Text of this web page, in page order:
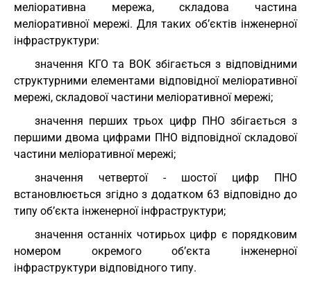
меліоративна мережа, складова частина
меліоративної мережі. Для таких об’єктів інженерної
інфраструктури:
значення КГО та ВОК збігається з відповідними
структурними елементами відповідної меліоративної
мережі, складової частини меліоративної мережі;
значення перших трьох цифр ПНО збігається з
першими двома цифрами ПНО відповідної складової
частини меліоративної мережі;
значення четвертої - шостої цифр ПНО
встановлюється згідно з додатком 63 відповідно до
типу об’єкта інженерної інфраструктури;
значення останніх чотирьох цифр є порядковим
номером окремого об’єкта інженерної
інфраструктури відповідного типу.